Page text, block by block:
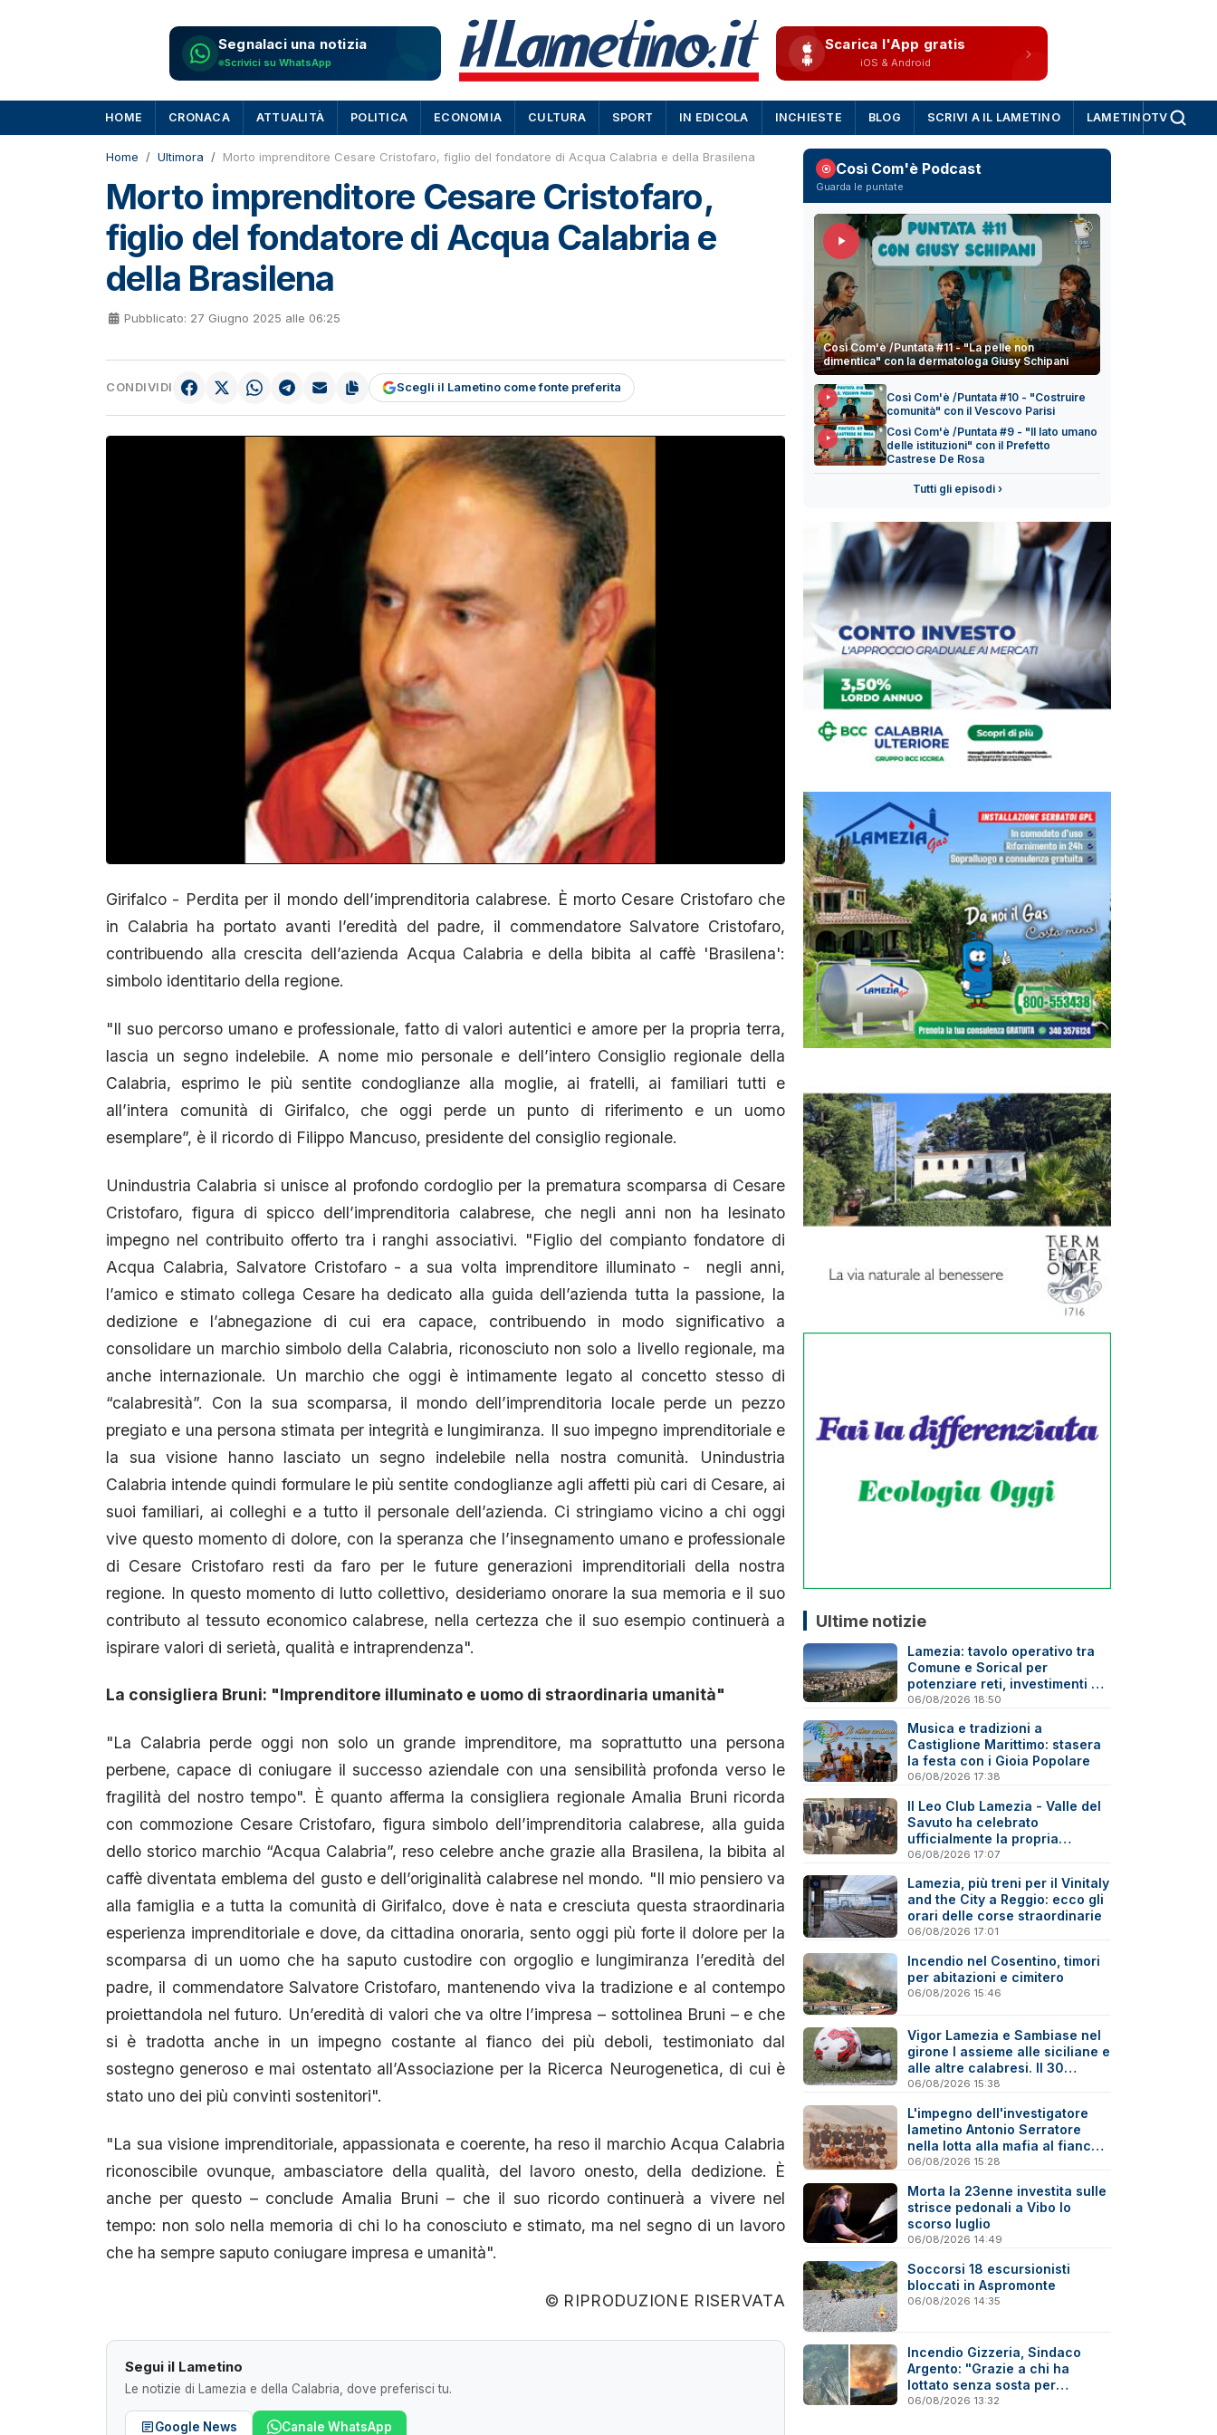
Segnalaci una notizia
Scrivici su WhatsApp
Scarica l'App gratis
iOS & Android
HOME CRONACA ATTUALITÀ POLITICA ECONOMIA CULTURA SPORT IN EDICOLA INCHIESTE BLOG SCRIVI A IL LAMETINO LAMETINOTV
Home Ultimora Morto imprenditore Cesare Cristofaro, figlio del fondatore di Acqua Calabria e della Brasilena
Morto imprenditore Cesare Cristofaro,
figlio del fondatore di Acqua Calabria e
della Brasilena
Pubblicato: 27 Giugno 2025 alle 06:25
CONDIVIDI Scegli il Lametino come fonte preferita
Girifalco - Perdita per il mondo dell’imprenditoria calabrese. È morto Cesare Cristofaro che
in Calabria ha portato avanti l’eredità del padre, il commendatore Salvatore Cristofaro,
contribuendo alla crescita dell’azienda Acqua Calabria e della bibita al caffè 'Brasilena':
simbolo identitario della regione.
"Il suo percorso umano e professionale, fatto di valori autentici e amore per la propria terra,
lascia un segno indelebile. A nome mio personale e dell’intero Consiglio regionale della
Calabria, esprimo le più sentite condoglianze alla moglie, ai fratelli, ai familiari tutti e
all’intera comunità di Girifalco, che oggi perde un punto di riferimento e un uomo
esemplare”, è il ricordo di Filippo Mancuso, presidente del consiglio regionale.
Unindustria Calabria si unisce al profondo cordoglio per la prematura scomparsa di Cesare
Cristofaro, figura di spicco dell’imprenditoria calabrese, che negli anni non ha lesinato
impegno nel contribuito offerto tra i ranghi associativi. "Figlio del compianto fondatore di
Acqua Calabria, Salvatore Cristofaro - a sua volta imprenditore illuminato - negli anni,
l’amico e stimato collega Cesare ha dedicato alla guida dell’azienda tutta la passione, la
dedizione e l’abnegazione di cui era capace, contribuendo in modo significativo a
consolidare un marchio simbolo della Calabria, riconosciuto non solo a livello regionale, ma
anche internazionale. Un marchio che oggi è intimamente legato al concetto stesso di
“calabresità”. Con la sua scomparsa, il mondo dell’imprenditoria locale perde un pezzo
pregiato e una persona stimata per integrità e lungimiranza. Il suo impegno imprenditoriale e
la sua visione hanno lasciato un segno indelebile nella nostra comunità. Unindustria
Calabria intende quindi formulare le più sentite condoglianze agli affetti più cari di Cesare, ai
suoi familiari, ai colleghi e a tutto il personale dell’azienda. Ci stringiamo vicino a chi oggi
vive questo momento di dolore, con la speranza che l’insegnamento umano e professionale
di Cesare Cristofaro resti da faro per le future generazioni imprenditoriali della nostra
regione. In questo momento di lutto collettivo, desideriamo onorare la sua memoria e il suo
contributo al tessuto economico calabrese, nella certezza che il suo esempio continuerà a
ispirare valori di serietà, qualità e intraprendenza".
La consigliera Bruni: "Imprenditore illuminato e uomo di straordinaria umanità"
"La Calabria perde oggi non solo un grande imprenditore, ma soprattutto una persona
perbene, capace di coniugare il successo aziendale con una sensibilità profonda verso le
fragilità del nostro tempo". È quanto afferma la consigliera regionale Amalia Bruni ricorda
con commozione Cesare Cristofaro, figura simbolo dell’imprenditoria calabrese, alla guida
dello storico marchio “Acqua Calabria”, reso celebre anche grazie alla Brasilena, la bibita al
caffè diventata emblema del gusto e dell’originalità calabrese nel mondo. "Il mio pensiero va
alla famiglia e a tutta la comunità di Girifalco, dove è nata e cresciuta questa straordinaria
esperienza imprenditoriale e dove, da cittadina onoraria, sento oggi più forte il dolore per la
scomparsa di un uomo che ha saputo custodire con orgoglio e lungimiranza l’eredità del
padre, il commendatore Salvatore Cristofaro, mantenendo viva la tradizione e al contempo
proiettandola nel futuro. Un’eredità di valori che va oltre l’impresa – sottolinea Bruni – e che
si è tradotta anche in un impegno costante al fianco dei più deboli, testimoniato dal
sostegno generoso e mai ostentato all’Associazione per la Ricerca Neurogenetica, di cui è
stato uno dei più convinti sostenitori".
"La sua visione imprenditoriale, appassionata e coerente, ha reso il marchio Acqua Calabria
riconoscibile ovunque, ambasciatore della qualità, del lavoro onesto, della dedizione. È
anche per questo – conclude Amalia Bruni – che il suo ricordo continuerà a vivere nel
tempo: non solo nella memoria di chi lo ha conosciuto e stimato, ma nel segno di un lavoro
che ha sempre saputo coniugare impresa e umanità".
© RIPRODUZIONE RISERVATA
Segui il Lametino
Le notizie di Lamezia e della Calabria, dove preferisci tu.
Google News Canale WhatsApp
Così Com'è Podcast
Guarda le puntate
Così Com'è /Puntata #11 - "La pelle non
dimentica" con la dermatologa Giusy Schipani
Così Com'è /Puntata #10 - "Costruire
comunità" con il Vescovo Parisi
Così Com'è /Puntata #9 - "Il lato umano
delle istituzioni" con il Prefetto
Castrese De Rosa
Tutti gli episodi ›
Ultime notizie
Lamezia: tavolo operativo tra
Comune e Sorical per
potenziare reti, investimenti e
manutenzione
06/08/2026 18:50
Musica e tradizioni a
Castiglione Marittimo: stasera
la festa con i Gioia Popolare
06/08/2026 17:38
Il Leo Club Lamezia - Valle del
Savuto ha celebrato
ufficialmente la propria
riattivazione
06/08/2026 17:07
Lamezia, più treni per il Vinitaly
and the City a Reggio: ecco gli
orari delle corse straordinarie
06/08/2026 17:01
Incendio nel Cosentino, timori
per abitazioni e cimitero
06/08/2026 15:46
Vigor Lamezia e Sambiase nel
girone I assieme alle siciliane e
alle altre calabresi. Il 30
agosto stracittadina di Coppa
06/08/2026 15:38
L'impegno dell'investigatore
lametino Antonio Serratore
nella lotta alla mafia al fianco
di Ninni Cassarà
06/08/2026 15:28
Morta la 23enne investita sulle
strisce pedonali a Vibo lo
scorso luglio
06/08/2026 14:49
Soccorsi 18 escursionisti
bloccati in Aspromonte
06/08/2026 14:35
Incendio Gizzeria, Sindaco
Argento: "Grazie a chi ha
lottato senza sosta per
difendere il nostro territorio"
06/08/2026 13:32